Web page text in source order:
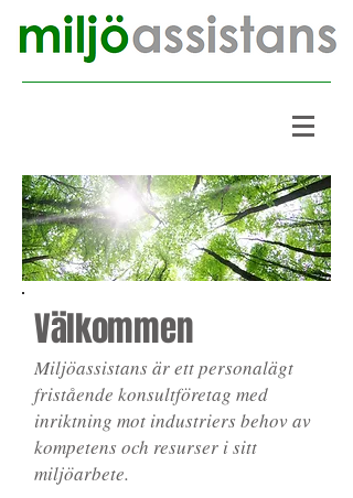
Välkommen
Miljöassistans är ett personalägt
fristående konsultföretag med
inriktning mot industriers behov av
kompetens och resurser i sitt
miljöarbete.